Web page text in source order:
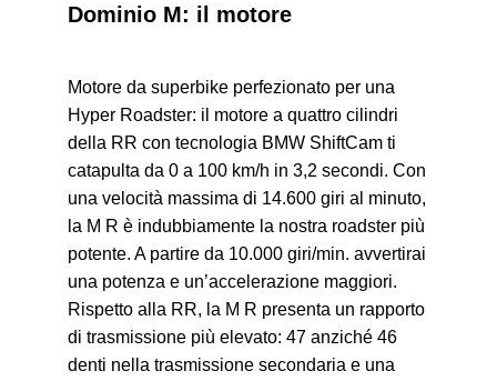
Dominio M: il motore
Motore da superbike perfezionato per una
Hyper Roadster: il motore a quattro cilindri
della RR con tecnologia BMW ShiftCam ti
catapulta da 0 a 100 km/h in 3,2 secondi. Con
una velocità massima di 14.600 giri al minuto,
la M R è indubbiamente la nostra roadster più
potente. A partire da 10.000 giri/min. avvertirai
una potenza e un’accelerazione maggiori.
Rispetto alla RR, la M R presenta un rapporto
di trasmissione più elevato: 47 anziché 46
denti nella trasmissione secondaria e una